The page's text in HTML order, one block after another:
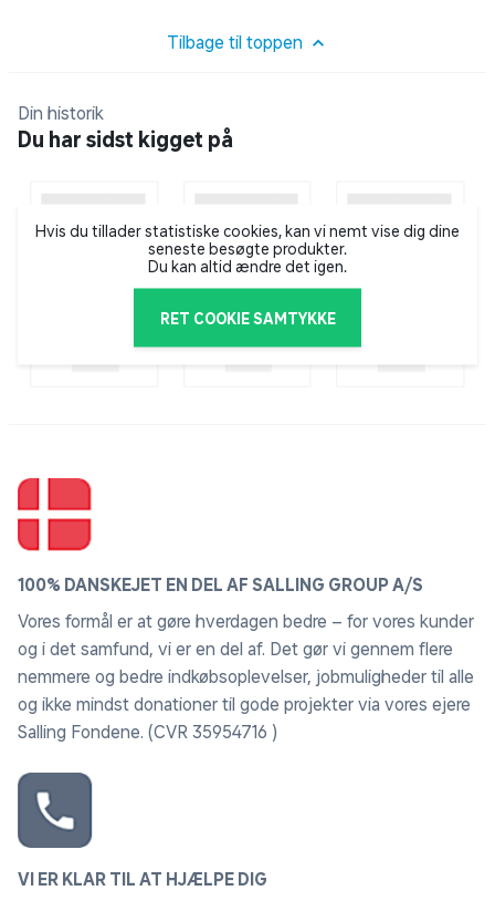
Tilbage til toppen
Din historik
Du har sidst kigget på
Hvis du tillader statistiske cookies, kan vi nemt vise dig dine
seneste besøgte produkter.
Du kan altid ændre det igen.
RET COOKIE SAMTYKKE
100% DANSKEJET EN DEL AF SALLING GROUP A/S
Vores formål er at gøre hverdagen bedre – for vores kunder
og i det samfund, vi er en del af. Det gør vi gennem flere
nemmere og bedre indkøbsoplevelser, jobmuligheder til alle
og ikke mindst donationer til gode projekter via vores ejere
Salling Fondene. (CVR 35954716 )
VI ER KLAR TIL AT HJÆLPE DIG